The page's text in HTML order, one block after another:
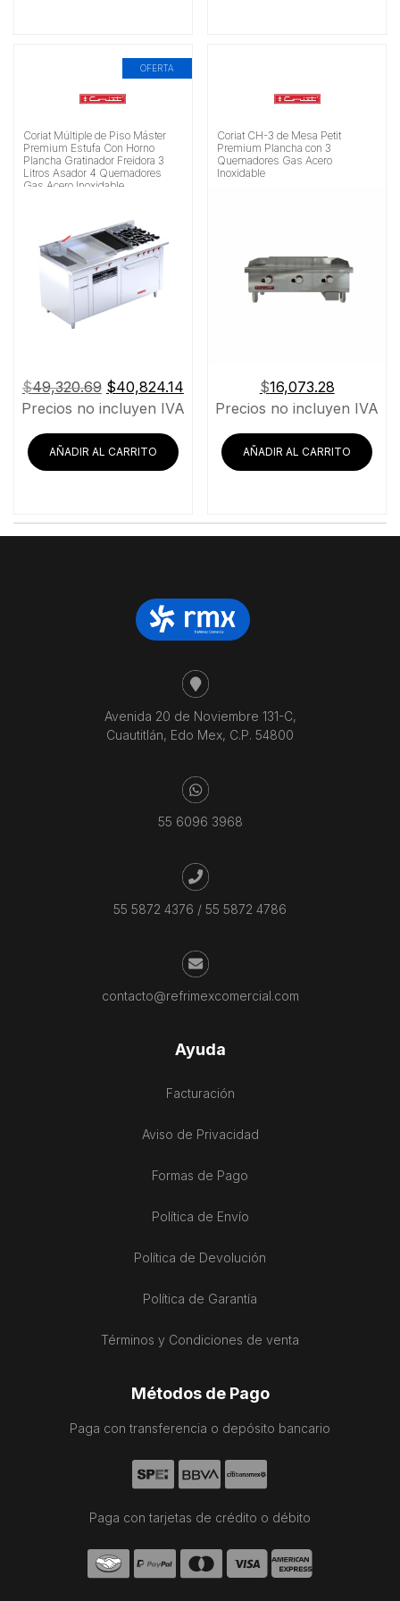
OFERTA
Coriat Múltiple de Piso Máster
Premium Estufa Con Horno
Plancha Gratinador Freidora 3
Litros Asador 4 Quemadores
Gas Acero Inoxidable
$49,320.69 El
precio
original
era:
$49,320.69.
$40,824.14El
precio
$40,824.14.
Precios no incluyen IVA
AÑADIR AL CARRITO
Coriat CH-3 de Mesa Petit
Premium Plancha con 3
Quemadores Gas Acero
Inoxidable
$16,073.28
Precios no incluyen IVA
AÑADIR AL CARRITO
Avenida 20 de Noviembre 131-C,
Cuautitlán, Edo Mex, C.P. 54800
55 6096 3968
55 5872 4376 / 55 5872 4786
contacto@refrimexcomercial.com
Ayuda
Facturación
Aviso de Privacidad
Formas de Pago
Política de Envío
Política de Devolución
Política de Garantía
Términos y Condiciones de venta
Métodos de Pago
Paga con transferencia o depósito bancario
Paga con tarjetas de crédito o débito